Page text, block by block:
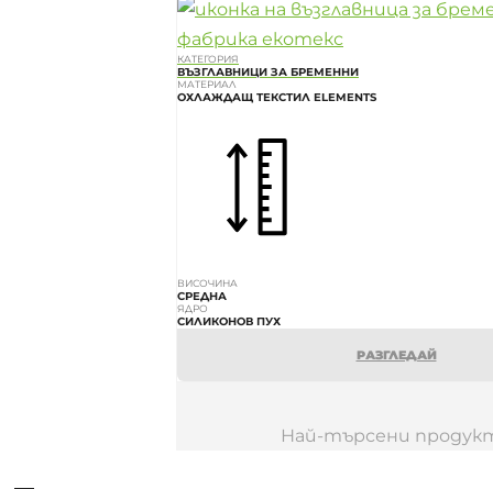
КАТЕГОРИЯ
ВЪЗГЛАВНИЦИ ЗА БРЕМЕННИ
МАТЕРИАЛ
ОХЛАЖДАЩ ТЕКСТИЛ ELEMENTS
ВИСОЧИНА
СРЕДНА
ЯДРО
СИЛИКОНОВ ПУХ
РАЗГЛЕДАЙ
Най-търсени